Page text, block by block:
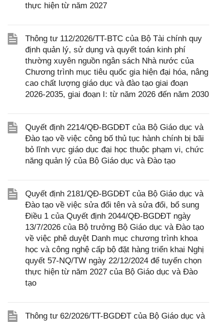
thực hiện từ năm 2027
Thông tư 112/2026/TT-BTC của Bộ Tài chính quy
định quản lý, sử dụng và quyết toán kinh phí
thường xuyên nguồn ngân sách Nhà nước của
Chương trình mục tiêu quốc gia hiện đại hóa, nâng
cao chất lượng giáo dục và đào tạo giai đoạn
2026-2035, giai đoạn I: từ năm 2026 đến năm 2030
Quyết định 2214/QĐ-BGDĐT của Bộ Giáo dục và
Đào tạo về việc công bố thủ tục hành chính bị bãi
bỏ lĩnh vực giáo dục đại học thuộc phạm vi, chức
năng quản lý của Bộ Giáo dục và Đào tạo
Quyết định 2181/QĐ-BGDĐT của Bộ Giáo dục và
Đào tạo về việc sửa đổi tên và sửa đổi, bổ sung
Điều 1 của Quyết định 2044/QĐ-BGDĐT ngày
13/7/2026 của Bộ trưởng Bộ Giáo dục và Đào tạo
về việc phê duyệt Danh mục chương trình khoa
học và công nghệ cấp bộ đặt hàng triển khai Nghị
quyết 57-NQ/TW ngày 22/12/2024 để tuyển chọn
thực hiện từ năm 2027 của Bộ Giáo dục và Đào
tạo
Thông tư 62/2026/TT-BGDĐT của Bộ Giáo dục và